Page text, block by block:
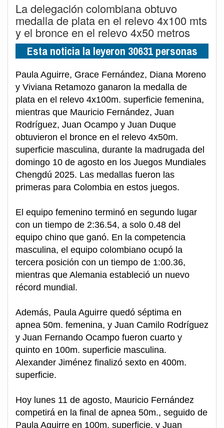
La delegación colombiana obtuvo
medalla de plata en el relevo 4x100 mts
y el bronce en el relevo 4x50 metros
Esta noticia la leyeron 30631 personas
Paula Aguirre, Grace Fernández, Diana Moreno
y Viviana Retamozo ganaron la medalla de
plata en el relevo 4x100m. superficie femenina,
mientras que Mauricio Fernández, Juan
Rodríguez, Juan Ocampo y Juan Duque
obtuvieron el bronce en el relevo 4x50m.
superficie masculina, durante la madrugada del
domingo 10 de agosto en los Juegos Mundiales
Chengdú 2025. Las medallas fueron las
primeras para Colombia en estos juegos.
El equipo femenino terminó en segundo lugar
con un tiempo de 2:36.54, a solo 0.48 del
equipo chino que ganó. En la competencia
masculina, el equipo colombiano ocupó la
tercera posición con un tiempo de 1:00.36,
mientras que Alemania estableció un nuevo
récord mundial.
Además, Paula Aguirre quedó séptima en
apnea 50m. femenina, y Juan Camilo Rodríguez
y Juan Fernando Ocampo fueron cuarto y
quinto en 100m. superficie masculina.
Alexander Jiménez finalizó sexto en 400m.
superficie.
Hoy lunes 11 de agosto, Mauricio Fernández
competirá en la final de apnea 50m., seguido de
Paula Aguirre en 100m. superficie, y Juan